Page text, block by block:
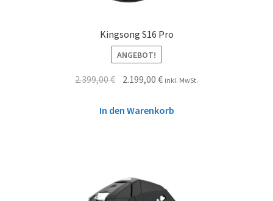
Kingsong S16 Pro
ANGEBOT!
2.399,00€ 2.199,00€ inkl. MwSt.
In den Warenkorb